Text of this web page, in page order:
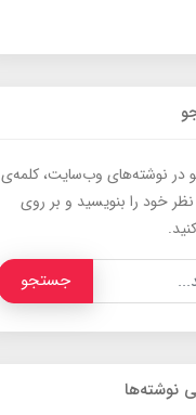
در نوشته‌های وب‌سایت، کلمه‌ی
خود را بنویسید و بر روی
جستجو
نوشته‌ها